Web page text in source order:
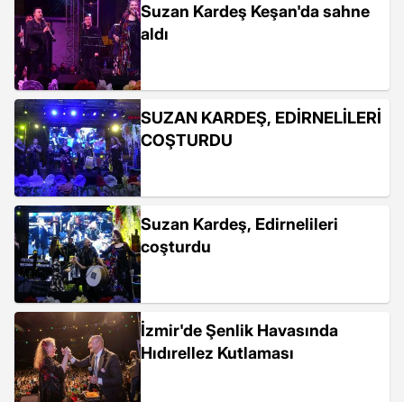
Suzan Kardeş Keşan'da sahne
aldı
SUZAN KARDEŞ, EDİRNELİLERİ
COŞTURDU
Suzan Kardeş, Edirnelileri
coşturdu
İzmir'de Şenlik Havasında
Hıdırellez Kutlaması